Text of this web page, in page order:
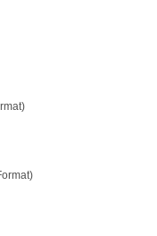
(Enhanced Metafile Format)
(Graphical Interchange Format)